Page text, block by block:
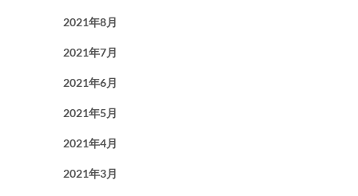
2021年8月
2021年7月
2021年6月
2021年5月
2021年4月
2021年3月